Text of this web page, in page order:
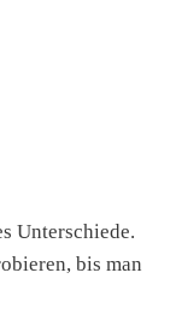
Unterschiede.
bis man